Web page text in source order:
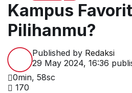
Kampus
Pilihanmu?
Published by Redaksi
29 May 2024, 16:36
0min, 58sc
170